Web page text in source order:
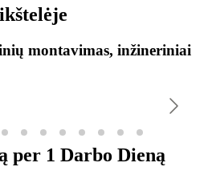
montavimas, inžineriniai
per 1 Darbo Dieną